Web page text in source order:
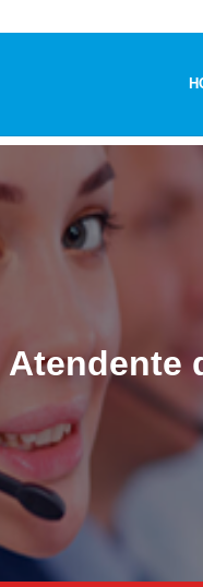
Atendente